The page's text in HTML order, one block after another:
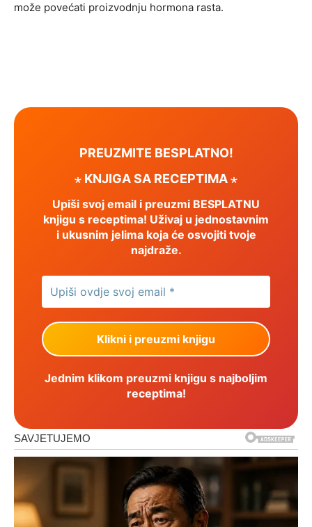
može povećati proizvodnju hormona rasta.
PREUZMITE BESPLATNO!
⋆ KNJIGA SA RECEPTIMA ⋆
Upiši svoj email i preuzmi BESPLATNU
knjigu s receptima! Uživaj u jednostavnim
i ukusnim jelima koja će osvojiti tvoje
najdraže.
Jednim klikom preuzmi knjigu s najboljim
receptima!